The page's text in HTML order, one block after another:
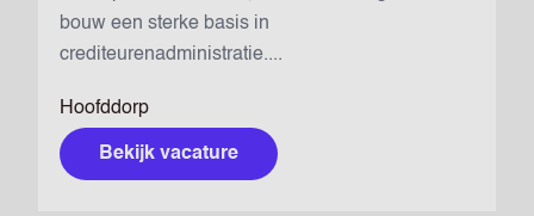
Hoofddorp
bouw een sterke basis in
crediteurenadministratie....
Bekijk vacature